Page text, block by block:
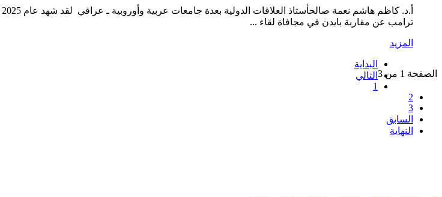
ترامب عن مقاربة بايدن في مجافاة لقاء ...
المزيد
الصفحة 1 من 3
البداية
التالي
1
2
3
السابق
النهاية